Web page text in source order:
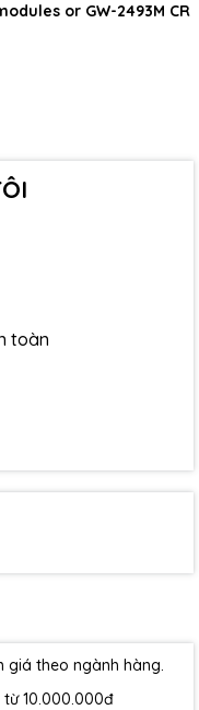
or GW-2493M CR
toàn
giá theo ngành hàng.
10.000.000đ